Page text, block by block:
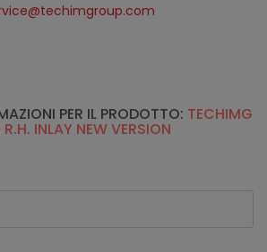
PER IL PRODOTTO: TECHIMG
INLAY NEW VERSION